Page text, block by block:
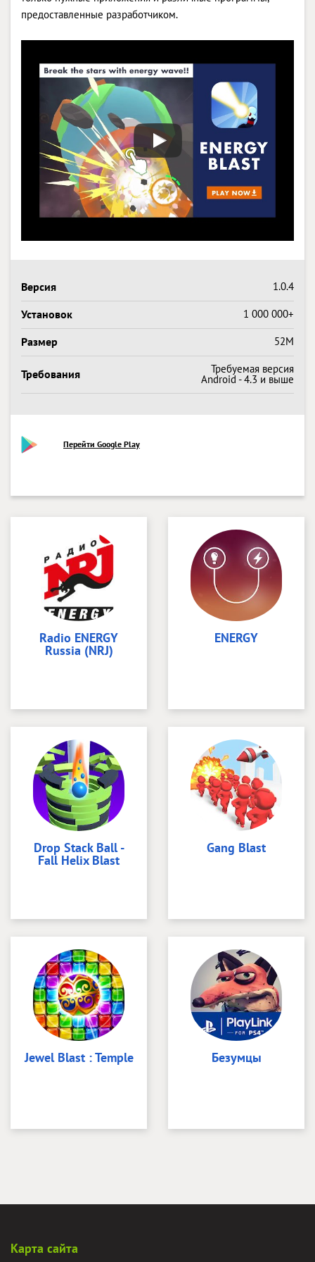
предоставленные разработчиком.
Версия 1.0.4
Установок 1 000 000+
Размер 52M
Требования Требуемая версия
Android - 4.3 и выше
Перейти Google Play
Radio ENERGY
Russia (NRJ)
ENERGY
Drop Stack Ball -
Fall Helix Blast
Gang Blast
Jewel Blast : Temple Безумцы
Карта сайта